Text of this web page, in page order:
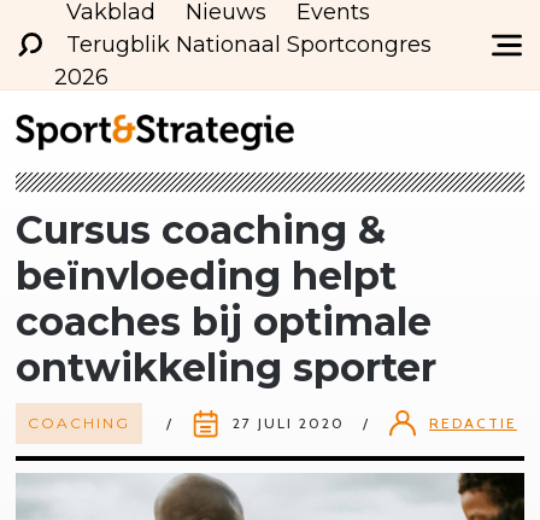
Vakblad Nieuws
Events
Terugblik Nationaal Sportcongres
2026
Cursus coaching &
beïnvloeding helpt
coaches bij optimale
ontwikkeling sporter
COACHING 27 JULI 2020 REDACTIE